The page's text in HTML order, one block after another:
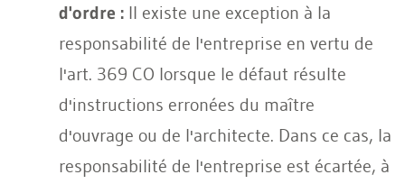
d'ordre : Il existe une exception à la
responsabilité de l'entreprise en vertu de
l'art. 369 CO lorsque le défaut résulte
d'instructions erronées du maître
d'ouvrage ou de l'architecte. Dans ce cas, la
responsabilité de l'entreprise est écartée, à